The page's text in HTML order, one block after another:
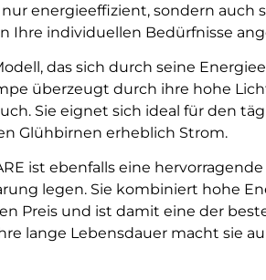
energieeffizient, sondern auch
Ihre individuellen Bedürfnisse
das sich durch seine
überzeugt durch ihre hohe
Sie eignet sich ideal für den
Glühbirnen erheblich Strom.
ist ebenfalls eine
legen. Sie kombiniert hohe
Preis und ist damit eine der
lange Lebensdauer macht sie